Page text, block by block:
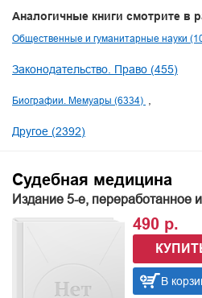
Аналогичные книги смотрите в
Общественные и гуманитарные науки
Законодательство. Право (455)
Биографии. Мемуары (6334)
Другое (2392)
Судебная медицина
Издание 5-е, переработанное
490 р.
В